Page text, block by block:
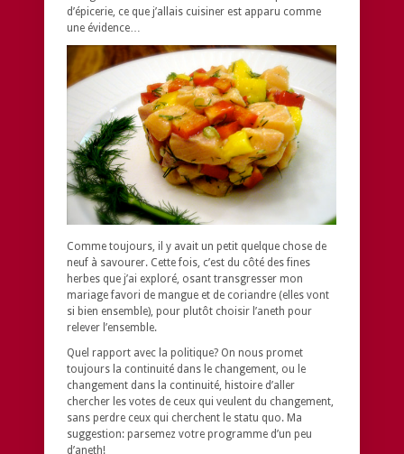
d’épicerie, ce que j’allais cuisiner est apparu comme
une évidence…
Comme toujours, il y avait un petit quelque chose de
neuf à savourer. Cette fois, c’est du côté des fines
herbes que j’ai exploré, osant transgresser mon
mariage favori de mangue et de coriandre (elles vont
si bien ensemble), pour plutôt choisir l’aneth pour
relever l’ensemble.
Quel rapport avec la politique? On nous promet
toujours la continuité dans le changement, ou le
changement dans la continuité, histoire d’aller
chercher les votes de ceux qui veulent du changement,
sans perdre ceux qui cherchent le statu quo. Ma
suggestion: parsemez votre programme d’un peu
d’aneth!